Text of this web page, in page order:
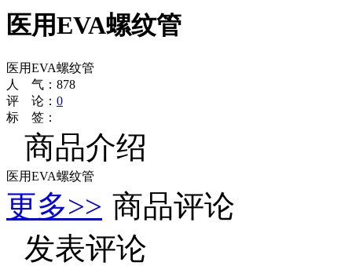
医用EVA螺纹管
医用EVA螺纹管
人 气： 878
评 论： 0
标 签：
商品介绍
医用EVA螺纹管
更多>> 商品评论
发表评论